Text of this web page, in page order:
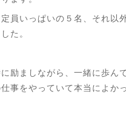
員いっぱいの５名、それ以
た。
励ましながら、一緒に歩
事をやっていて本当によか